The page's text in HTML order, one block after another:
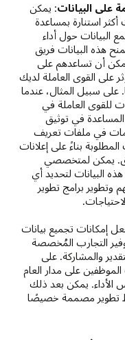
على البيانات: يمكن
أكثر استنارة بمساعدة
البيانات حول أداء
هذه البيانات فريق
أن تساعدهم على
على القوى العاملة لديك
على سبيل المثال، عندما
للقوى العاملة في
في توثيق
في ملفات تعريف
المطلوبة بناءً على إعلانات
يمكن لمتخصصي
البيانات لتحديد أي
برامج تطوير
إمكانات تجميع بيانات
التجارب المُخصصة
والمشاركة. على
الموظفين على مدار العام
الأداء. يمكن بعد ذلك
تطوير مصممة خصيصًا